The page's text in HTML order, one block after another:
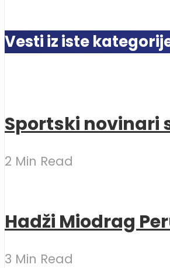
Vesti iz iste
Sportski novinari
2 Min Read
Hadži Miodrag
3 Min Read